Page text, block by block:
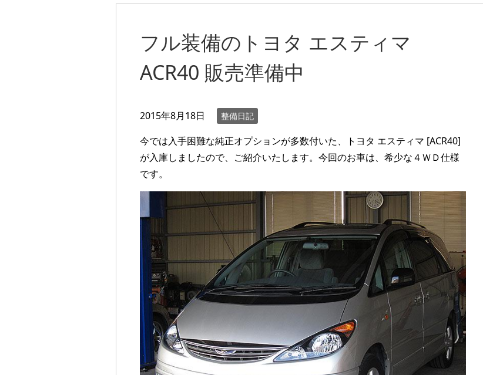
フル装備のトヨタ エスティマ
ACR40 販売準備中
2015年8月18日 整備日記
今では入手困難な純正オプションが多数付いた、トヨタ エスティマ [ACR40]
が入庫しましたので、ご紹介いたします。今回のお車は、希少な４ＷＤ仕様
です。